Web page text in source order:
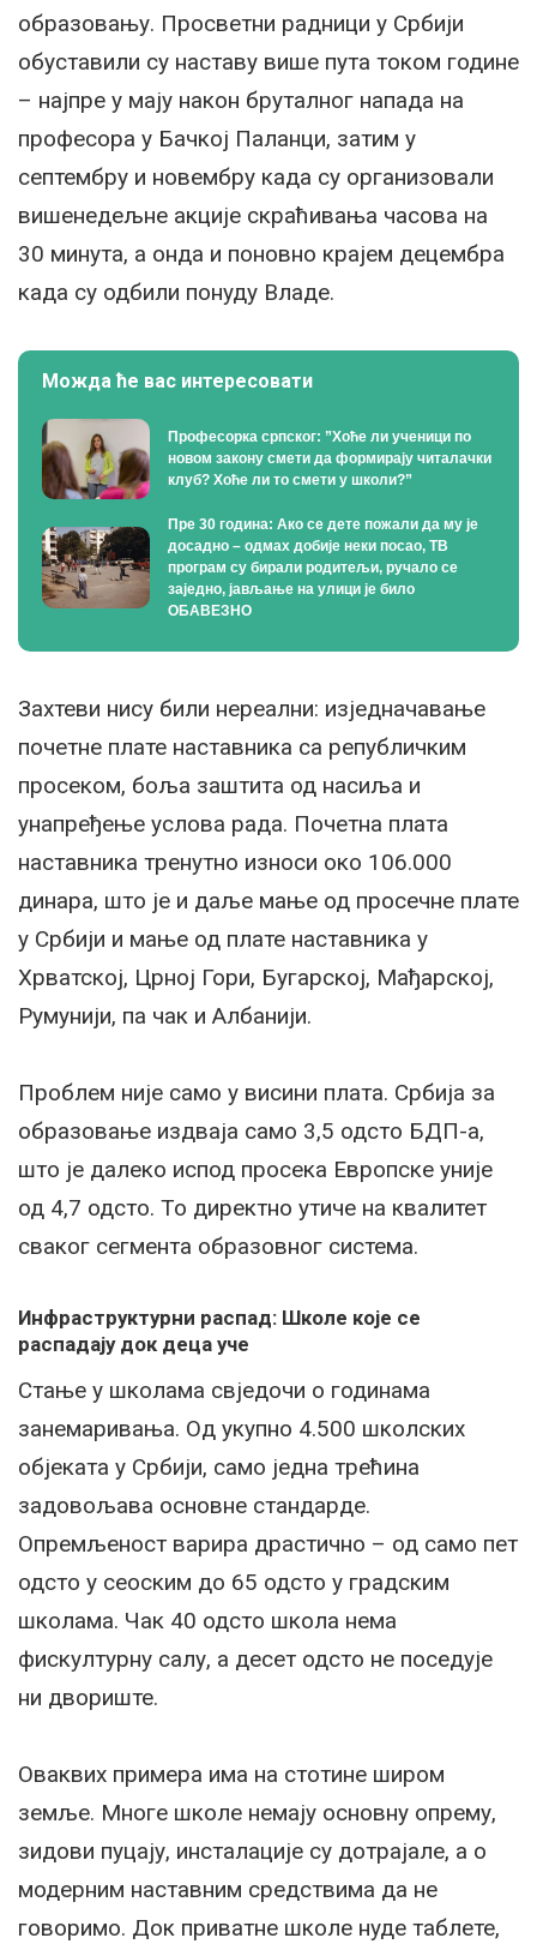
образовању. Просветни радници у Србији
обуставили су наставу више пута током године
– најпре у мају након бруталног напада на
професора у Бачкој Паланци, затим у
септембру и новембру када су организовали
вишенедељне акције скраћивања часова на
30 минута, а онда и поновно крајем децембра
када су одбили понуду Владе.
Можда ће вас интересовати
Професорка српског: ”Хоће ли ученици по
новом закону смети да формирају читалачки
клуб? Хоће ли то смети у школи?”
Пре 30 година: Ако се дете пожали да му је
досадно – одмах добије неки посао, ТВ
програм су бирали родитељи, ручало се
заједно, јављање на улици је било
ОБАВЕЗНО
Захтеви нису били нереални: изједначавање
почетне плате наставника са републичким
просеком, боља заштита од насиља и
унапређење услова рада. Почетна плата
наставника тренутно износи око 106.000
динара, што је и даље мање од просечне плате
у Србији и мање од плате наставника у
Хрватској, Црној Гори, Бугарској, Мађарској,
Румунији, па чак и Албанији.
Проблем није само у висини плата. Србија за
образовање издваја само 3,5 одсто БДП-а,
што је далеко испод просека Европске уније
од 4,7 одсто. То директно утиче на квалитет
сваког сегмента образовног система.
Инфраструктурни распад: Школе које се
распадају док деца уче
Стање у школама свједочи о годинама
занемаривања. Од укупно 4.500 школских
објеката у Србији, само једна трећина
задовољава основне стандарде.
Опремљеност варира драстично – од само пет
одсто у сеоским до 65 одсто у градским
школама. Чак 40 одсто школа нема
фискултурну салу, а десет одсто не поседује
ни двориште.
Оваквих примера има на стотине широм
земље. Многе школе немају основну опрему,
зидови пуцају, инсталације су дотрајале, а о
модерним наставним средствима да не
говоримо. Док приватне школе нуде таблете,